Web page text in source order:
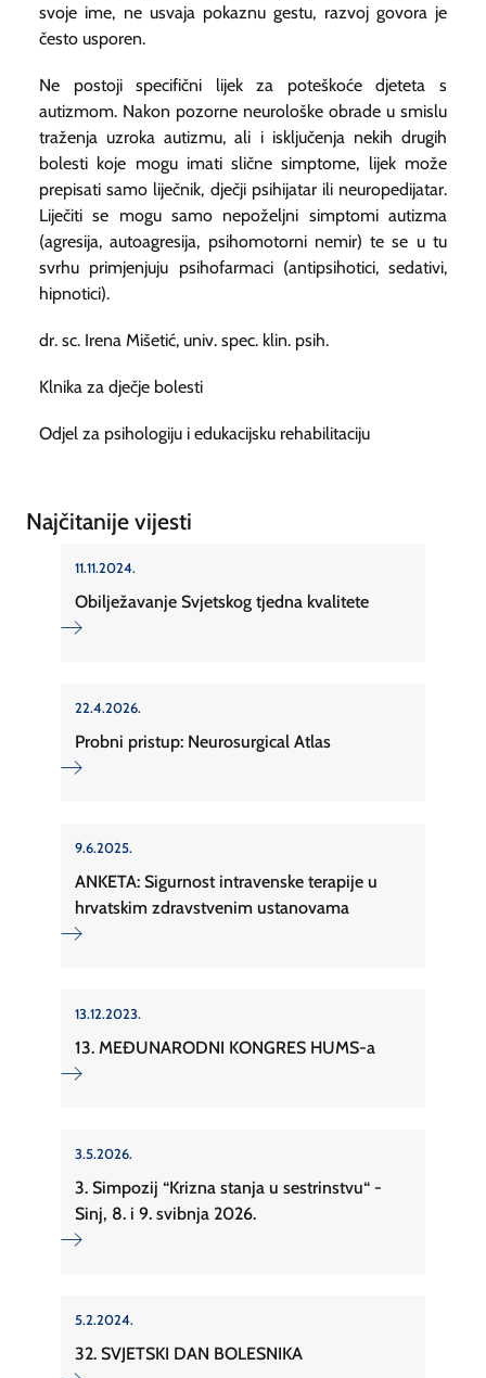
svoje ime, ne usvaja pokaznu gestu, razvoj govora je
često usporen.
Ne postoji specifični lijek za poteškoće djeteta s
autizmom. Nakon pozorne neurološke obrade u smislu
traženja uzroka autizmu, ali i isključenja nekih drugih
bolesti koje mogu imati slične simptome, lijek može
prepisati samo liječnik, dječji psihijatar ili neuropedijatar.
Liječiti se mogu samo nepoželjni simptomi autizma
(agresija, autoagresija, psihomotorni nemir) te se u tu
svrhu primjenjuju psihofarmaci (antipsihotici, sedativi,
hipnotici).
dr. sc. Irena Mišetić, univ. spec. klin. psih.
Klnika za dječje bolesti
Odjel za psihologiju i edukacijsku rehabilitaciju
Najčitanije vijesti
11.11.2024.
Obilježavanje Svjetskog tjedna kvalitete
22.4.2026.
Probni pristup: Neurosurgical Atlas
9.6.2025.
ANKETA: Sigurnost intravenske terapije u
hrvatskim zdravstvenim ustanovama
13.12.2023.
13. MEĐUNARODNI KONGRES HUMS-a
3.5.2026.
3. Simpozij “Krizna stanja u sestrinstvu“ -
Sinj, 8. i 9. svibnja 2026.
5.2.2024.
32. SVJETSKI DAN BOLESNIKA